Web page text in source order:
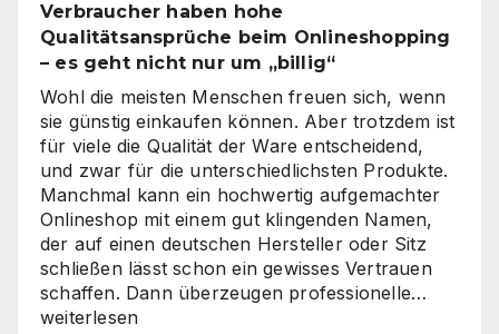
Verbraucher haben hohe
Qualitätsansprüche beim Onlineshopping
– es geht nicht nur um „billig“
Wohl die meisten Menschen freuen sich, wenn
sie günstig einkaufen können. Aber trotzdem ist
für viele die Qualität der Ware entscheidend,
und zwar für die unterschiedlichsten Produkte.
Manchmal kann ein hochwertig aufgemachter
Onlineshop mit einem gut klingenden Namen,
der auf einen deutschen Hersteller oder Sitz
schließen lässt schon ein gewisses Vertrauen
schaffen. Dann überzeugen professionelle…
weiterlesen